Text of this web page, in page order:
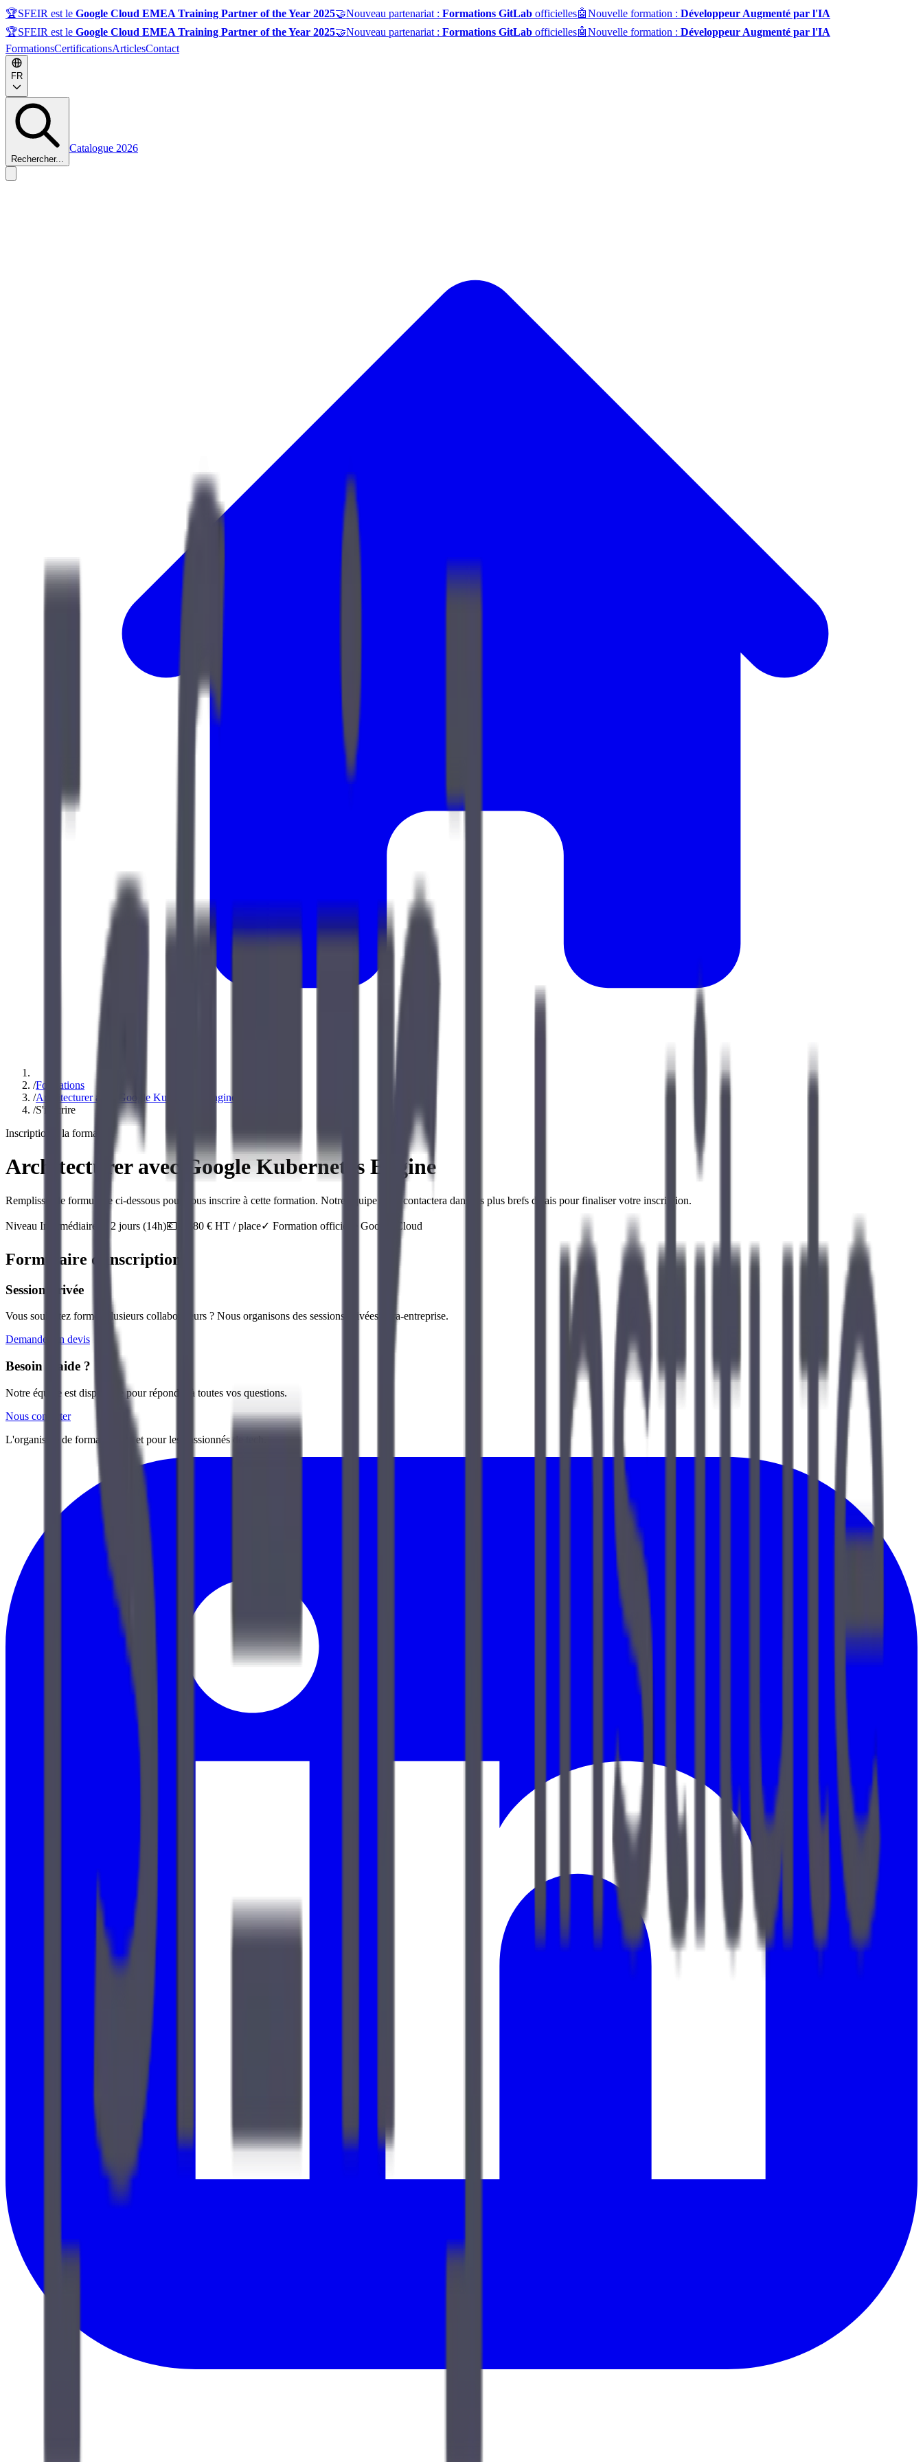
🏆SFEIR est le Google Cloud EMEA Training Partner of the Year 2025🤝Nouveau partenariat : Formations GitLab officielles🤖Nouvelle formation : Développeur Augmenté par l'IA
🏆SFEIR est le Google Cloud EMEA Training Partner of the Year 2025🤝Nouveau partenariat : Formations GitLab officielles🤖Nouvelle formation : Développeur Augmenté par l'IA
FormationsCertificationsArticlesContact
FR
Rechercher...
Catalogue 2026
/Formations
/Architecturer avec Google Kubernetes Engine
/S'inscrire
Inscription à la formation
Architecturer avec Google Kubernetes Engine
Remplissez le formulaire ci-dessous pour vous inscrire à cette formation. Notre équipe vous contactera dans les plus brefs délais pour finaliser votre inscription.
Niveau Intermédiaire 2 jours (14h)💶 1 580 € HT / place✓ Formation officielle Google Cloud
Formulaire d'inscription
Session privée
Vous souhaitez former plusieurs collaborateurs ? Nous organisons des sessions privées intra-entreprise.
Demander un devis
Besoin d'aide ?
Notre équipe est disponible pour répondre à toutes vos questions.
Nous contacter
L'organisme de formation par et pour les passionnés de tech.